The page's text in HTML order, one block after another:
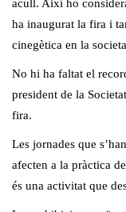
acull. Així ho
ha inaugurat la fira i
cinegètica en la
No hi ha faltat el
president de la
fira.
Les jornades que
afecten a la pràctica
és una activitat que